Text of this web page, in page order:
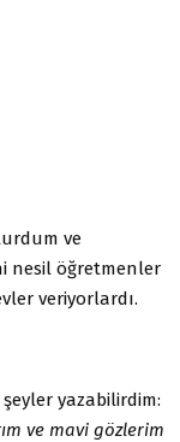
ve
nesil öğretmenler
veriyorlardı.
yazabilirdim:
ve mavi gözlerim